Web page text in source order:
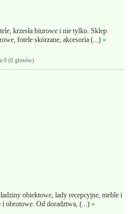
krzesła biurowe i nie tylko. Sklep
fotele skórzane, akcesoria (...)»
0 (0 głosów)
obiektowe, lady recepcyjne, meble i
i obrotowe. Od doradztwa, (...)»